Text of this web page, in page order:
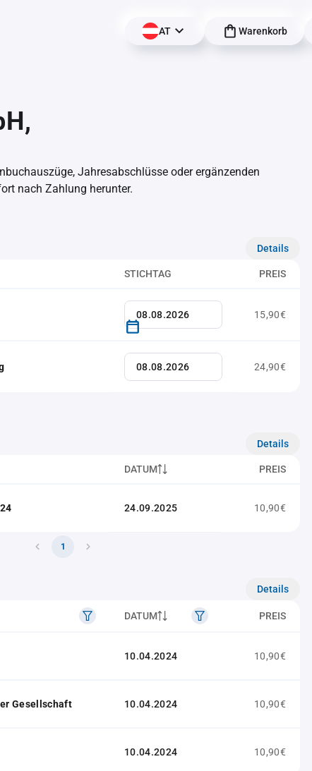
AT Warenkorb
Jahresabschlüsse oder ergänzenden
nach Zahlung herunter.
Details
STICHTAG PREIS
15,90€
24,90€
Details
DATUM PREIS
24.09.2025 10,90€
1
Details
DATUM PREIS
10.04.2024 10,90€
Gesellschaft 10.04.2024 10,90€
10.04.2024 10,90€